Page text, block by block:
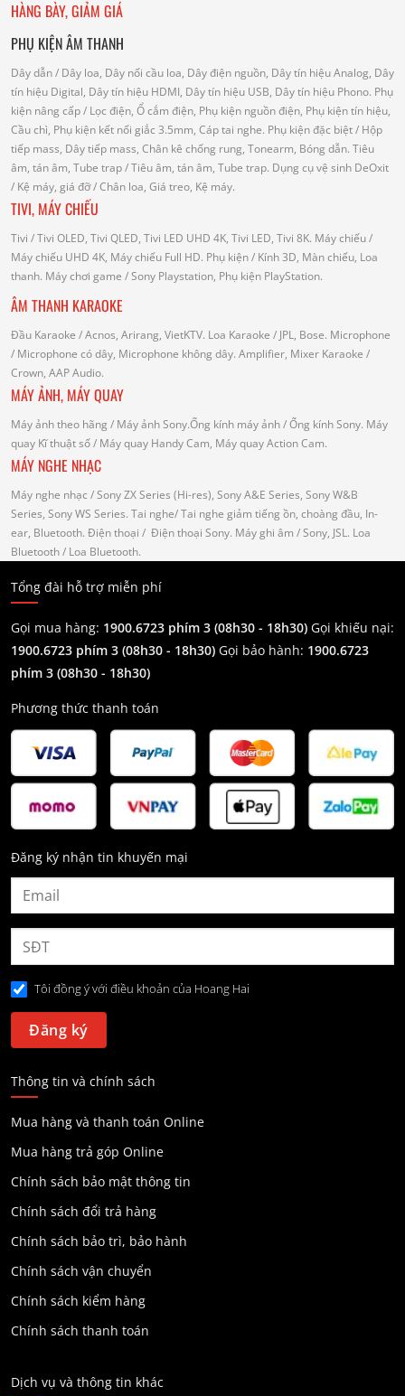
HÀNG BÀY, GIẢM GIÁ
PHỤ KIỆN ÂM THANH
Dây dẫn/ Dây loa, Dây nối cầu loa, Dây điện nguồn, Dây tín hiệu Analog, Dây
tín hiệu Digital, Dây tín hiệu HDMI, Dây tín hiệu USB, Dây tín hiệu Phono. Phụ
kiện nâng cấp/ Lọc điện, Ổ cắm điện, Phụ kiện nguồn điện, Phụ kiện tín hiệu,
Cầu chì, Phụ kiện kết nối giắc 3.5mm, Cáp tai nghe. Phụ kiện đặc biệt/ Hộp
tiếp mass, Dây tiếp mass, Chân kê chống rung, Tonearm, Bóng dẫn. Tiêu
âm, tán âm, Tube trap/ Tiêu âm, tán âm, Tube trap. Dụng cụ vệ sinh DeOxit
/ Kệ máy, giá đỡ/ Chân loa, Giá treo, Kệ máy.
TIVI, MÁY CHIẾU
Tivi / Tivi OLED, Tivi QLED, Tivi LED UHD 4K, Tivi LED, Tivi 8K. Máy chiếu/
Máy chiếu UHD 4K, Máy chiếu Full HD. Phụ kiện/ Kính 3D, Màn chiếu, Loa
thanh. Máy chơi game / Sony Playstation, Phụ kiện PlayStation.
ÂM THANH KARAOKE
Đầu Karaoke / Acnos, Arirang, VietKTV. Loa Karaoke / JPL, Bose. Microphone
/ Microphone có dây, Microphone không dây. Amplifier, Mixer Karaoke /
Crown, AAP Audio.
MÁY ẢNH, MÁY QUAY
Máy ảnh theo hãng / Máy ảnh Sony.Ống kính máy ảnh / Ống kính Sony. Máy
quay Kĩ thuật số/ Máy quay Handy Cam, Máy quay Action Cam.
MÁY NGHE NHẠC
Máy nghe nhạc / Sony ZX Series (Hi-res), Sony A&E Series, Sony W&B
Series, Sony WS Series. Tai nghe/ Tai nghe giảm tiếng ồn, choàng đầu, In-
ear, Bluetooth. Điện thoại / Điện thoại Sony. Máy ghi âm / Sony, JSL. Loa
Bluetooth/ Loa Bluetooth.
Tổng đài hỗ trợ miễn phí
Gọi mua hàng: 1900.6723 phím 3 (08h30 - 18h30) Gọi khiếu nại:
1900.6723 phím 3 (08h30 - 18h30) Gọi bảo hành: 1900.6723
phím 3 (08h30 - 18h30)
Phương thức thanh toán
Đăng ký nhận tin khuyến mại
Tôi đồng ý với điều khoản của Hoang Hai
Thông tin và chính sách
Mua hàng và thanh toán Online
Mua hàng trả góp Online
Chính sách bảo mật thông tin
Chính sách đổi trả hàng
Chính sách bảo trì, bảo hành
Chính sách vận chuyển
Chính sách kiểm hàng
Chính sách thanh toán
Dịch vụ và thông tin khác